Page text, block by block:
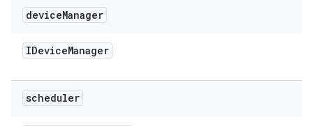
deviceManager
IDeviceManager
scheduler